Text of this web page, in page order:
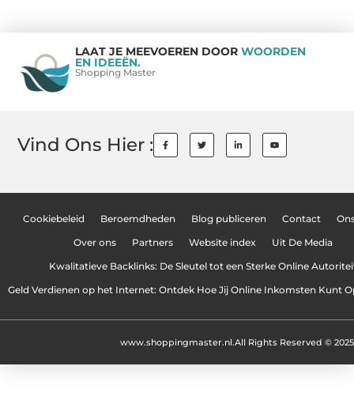
LAAT JE MEEVOEREN DOOR WOORDEN
EN IDEEËN.
Shopping Master
Vind Ons Hier :
Cookiebeleid Beroemdheden Blog publiceren Contact
Over ons Partners Website index Uit De Media
Kwalitatieve Backlinks: De Sleutel tot een Sterke Online
Geld Verdienen op het Internet: Ontdek Hoe Jij Online Inkomsten Kunt
All Rights Reserved © 2025
www.shoppingmaster.nl.